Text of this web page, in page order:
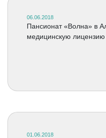
06.06.2018
Пансионат «Волна» в
медицинскую лицензию
01.06.2018